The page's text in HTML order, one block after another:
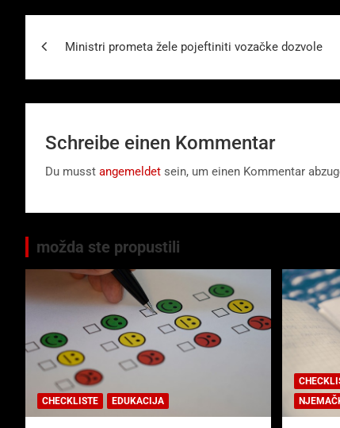
Ministri prometa žele pojeftiniti vozačke dozvole
Schreibe einen Kommentar
Du musst angemeldet sein, um einen Kommentar
možda ste propustili
CHECKLISTE EDUKACIJA